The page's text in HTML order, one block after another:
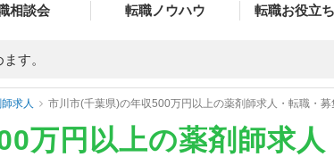
相談会 転職ノウハウ 転職お役立
す。
求人 市川市(千葉県)の年収500万円以上の薬剤師求人・転職・募
万円以上の薬剤師求